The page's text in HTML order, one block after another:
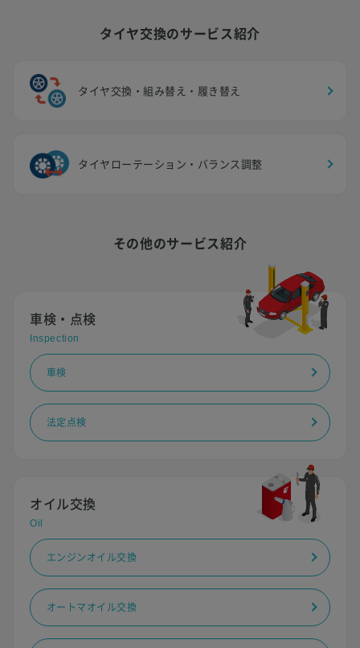
タイヤ交換のサービス紹介
タイヤ交換・組み替え・履き替え
タイヤローテーション・バランス調整
その他のサービス紹介
車検・点検
Inspection
車検
法定点検
オイル交換
Oil
エンジンオイル交換
オートマオイル交換